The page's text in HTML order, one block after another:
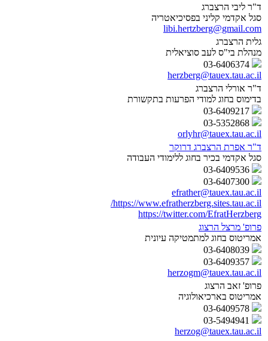
ד"ר ליבי הרצברג
סגל אקדמי קליני בפסיכיאטריה
libi.hertzberg@gmail.com
גלית הרצברג
מנהלת בי"ס לעב סוציאלית
herzberg@tauex.tau.ac.il
ד"ר אורלי הרצברג
בדימוס בחוג למודי הפרעות בתקשורת
orlyhr@tauex.tau.ac.il
ד"ר אפרת הרצברג דרוקר
סגל אקדמי בכיר בחוג ללימודי העבודה
efrather@tauex.tau.ac.il
https://www.efratherzberg.sites.tau.ac.il/
https://twitter.com/EfratHerzberg
פרופ' מרצל הרצוג
אמריטוס בחוג למתמטיקה עיונית
herzogm@tauex.tau.ac.il
פרופ' זאב הרצוג
אמריטוס בארכיאולוגיה
herzog@tauex.tau.ac.il